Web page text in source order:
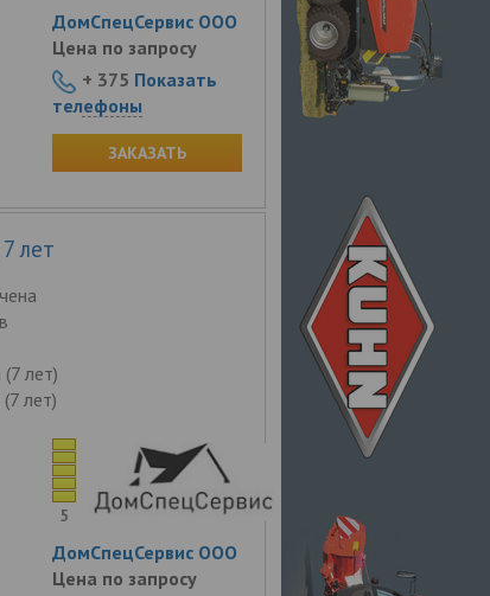
ДомСпецСервис ООО
Цена по запросу
+ 375 Показать
телефоны
ЗАКАЗАТЬ
лет
лет)
лет)
5
ДомСпецСервис ООО
Цена по запросу